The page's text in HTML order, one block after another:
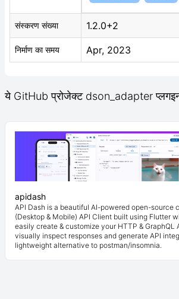
संस्करण संख्या 1.2.0+2
निर्माण का समय Apr, 2023
ये GitHub प्रोजेक्ट dson_adapter
apidash
API Dash is a beautiful AI-powered open-source
(Desktop & Mobile) API Client built using Flutter
easily create & customize your HTTP & GraphQL
visually inspect responses and generate API
lightweight alternative to postman/insomnia.